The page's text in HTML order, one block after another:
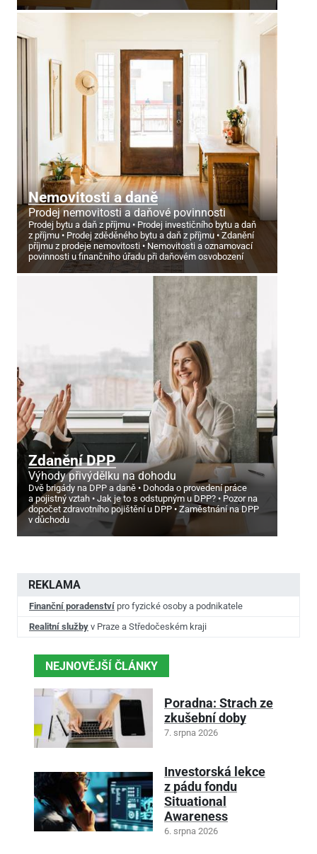
Nemovitosti a daně
Prodej nemovitosti a daňové povinnosti
Prodej bytu a daň z příjmu
Prodej investičního bytu a daň
z příjmu
Prodej zděděného bytu a daň z příjmu
Zdanění
příjmu z prodeje nemovitosti
Nemovitosti a oznamovací
povinnosti u finančního úřadu při daňovém osvobození
Zdanění DPP
Výhody přivýdělku na dohodu
Dvě brigády na DPP a daně
Dohoda o provedení práce
a pojistný vztah
Jak je to s odstupným u DPP?
Pozor na
dopočet zdravotního pojištění u DPP
Zaměstnání na DPP
v důchodu
REKLAMA
Finanční poradenství pro fyzické osoby a podnikatele
Realitní služby v Praze a Středočeském kraji
NEJNOVĚJŠÍ ČLÁNKY
Poradna: Strach ze
zkušební doby
7. srpna 2026
Investorská lekce
z pádu fondu
Situational
Awareness
6. srpna 2026